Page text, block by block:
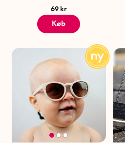
69 kr
Køb